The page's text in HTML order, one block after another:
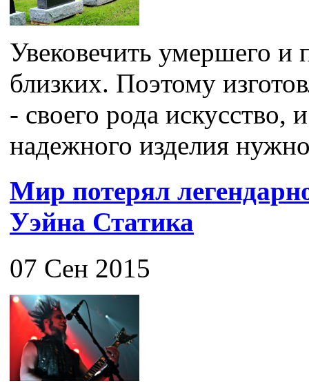
Увековечить умершего и
близких. Поэтому
- своего рода искусство,
надежного изделия
Мир потерял
Уэйна Статика
07 Сен 2015